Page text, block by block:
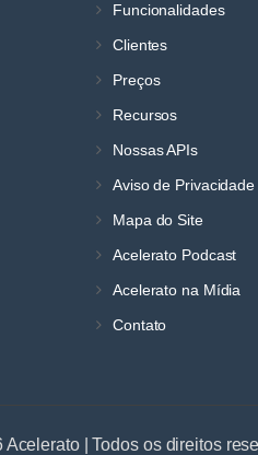
Funcionalidades
Clientes
Preços
Recursos
Nossas APIs
Aviso de Privacidade
Mapa do Site
Acelerato Podcast
Acelerato na Mídia
Contato
Acelerato | Todos os direitos